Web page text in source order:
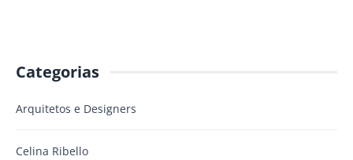
Categorias
Arquitetos e Designers
Celina Ribello